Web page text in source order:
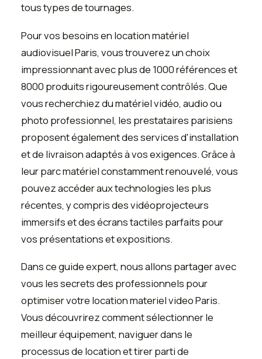
tous types de tournages.
Pour vos besoins en location matériel
audiovisuel Paris, vous trouverez un choix
impressionnant avec plus de 1000 références et
8000 produits rigoureusement contrôlés. Que
vous recherchiez du matériel vidéo, audio ou
photo professionnel, les prestataires parisiens
proposent également des services d'installation
et de livraison adaptés à vos exigences. Grâce à
leur parc matériel constamment renouvelé, vous
pouvez accéder aux technologies les plus
récentes, y compris des vidéoprojecteurs
immersifs et des écrans tactiles parfaits pour
vos présentations et expositions.
Dans ce guide expert, nous allons partager avec
vous les secrets des professionnels pour
optimiser votre location materiel video Paris.
Vous découvrirez comment sélectionner le
meilleur équipement, naviguer dans le
processus de location et tirer parti de